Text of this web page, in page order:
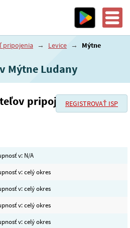
pripojenia → Levice →
Mýtne
Mýtne Ludany
REGISTROVAŤ ISP
pripojenia vo
v: N/A
v: celý okres
v: celý okres
v: celý okres
v: celý okres